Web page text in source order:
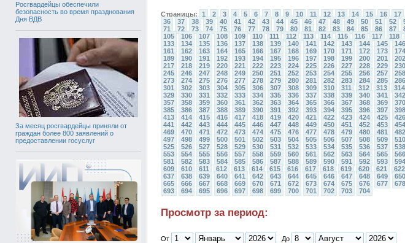
Росгвардейцы обеспечили
безопасность во время празднования
Дня ВДВ
За месяц росгвардейцы приняли от
граждан более 800 заявлений о
предоставлении госуслуг
Страницы: 1 2 3 4 5 6 7 8 9 10 11 12 13 14 15 16 17
36
37 38 39 40 41 42 43 44 45 46 47 48 49 50 51 52
71
72 73 74 75 76 77 78 79 80 81 82 83 84 85 86 87
105
106 107 108 109 110 111 112 113 114 115 116 117 118
133
134 135 136 137 138 139 140 141 142 143 144 145 146
161
162 163 164 165 166 167 168 169 170 171 172 173 174
189
190 191 192 193 194 195 196 197 198 199 200 201 202
217
218 219 220 221 222 223 224 225 226 227 228 229 230
245
246 247 248 249 250 251 252 253 254 255 256 257 258
273
274 275 276 277 278 279 280 281 282 283 284 285 286
301
302 303 304 305 306 307 308 309 310 311 312 313 314
329
330 331 332 333 334 335 336 337 338 339 340 341 342
357
358 359 360 361 362 363 364 365 366 367 368 369 370
385
386 387 388 389 390 391 392 393 394 395 396 397 398
413
414 415 416 417 418 419 420 421 422 423 424 425 426
441
442 443 444 445 446 447 448 449 450 451 452 453 454
469
470 471 472 473 474 475 476 477 478 479 480 481 482
497
498 499 500 501 502 503 504 505 506 507 508 509 510
525
526 527 528 529 530 531 532 533 534 535 536 537 538
553
554 555 556 557 558 559 560 561 562 563 564 565 566
581
582 583 584 585 586 587 588 589 590 591 592 593 594
609
610 611 612 613 614 615 616 617 618 619 620 621 622
637
638 639 640 641 642 643 644 645 646 647 648 649 650
665
666 667 668 669 670 671 672 673 674 675 676 677 678
693
694 695 696 697 698 699 700 701 702 703 704
Просмотр за период:
От До